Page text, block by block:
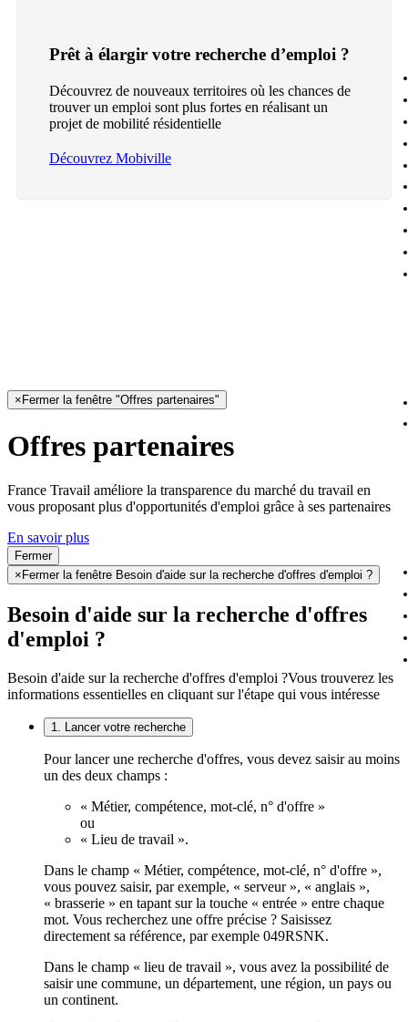
Prêt à élargir votre recherche d’emploi ?
Découvrez de nouveaux territoires où les chances de
trouver un emploi sont plus fortes en réalisant un
projet de mobilité résidentielle
Découvrez Mobiville
× Fermer la fenêtre "Offres partenaires"
Offres partenaires
France Travail améliore la transparence du marché du travail en
vous proposant plus d'opportunités d'emploi grâce à ses partenaires
En savoir plus
Fermer
× Fermer la fenêtre Besoin d'aide sur la recherche d'offres d'emploi ?
Besoin d'aide sur la recherche d'offres
d'emploi ?
Besoin d'aide sur la recherche d'offres d'emploi ?Vous trouverez les
informations essentielles en cliquant sur l'étape qui vous intéresse
1. Lancer votre recherche
Pour lancer une recherche d'offres, vous devez saisir au moins
un des deux champs :
« Métier, compétence, mot-clé, n° d'offre »
ou
« Lieu de travail ».
Dans le champ « Métier, compétence, mot-clé, n° d'offre »,
vous pouvez saisir, par exemple, « serveur », « anglais »,
« brasserie » en tapant sur la touche « entrée » entre chaque
mot. Vous recherchez une offre précise ? Saisissez
directement sa référence, par exemple 049RSNK.
Dans le champ « lieu de travail », vous avez la possibilité de
saisir une commune, un département, une région, un pays ou
un continent.